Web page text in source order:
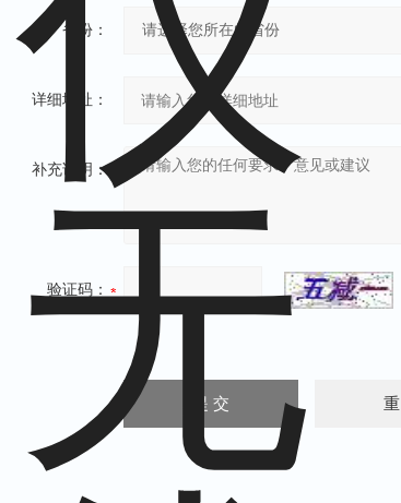
省份：
详细地址：
补充说明：
验证码：